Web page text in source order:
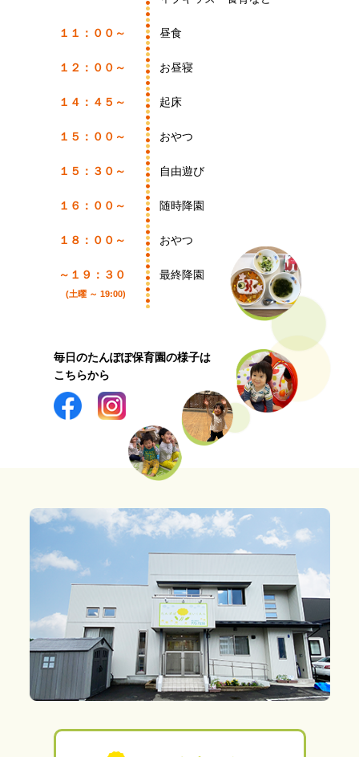
１１：００～ 昼食
１２：００～ お昼寝
１４：４５～ 起床
１５：００～ おやつ
１５：３０～ 自由遊び
１６：００～ 随時降園
１８：００～ おやつ
～１９：３０
(土曜 ～ 19:00)
最終降園
毎日のたんぽぽ保育園の様子は
こちらから